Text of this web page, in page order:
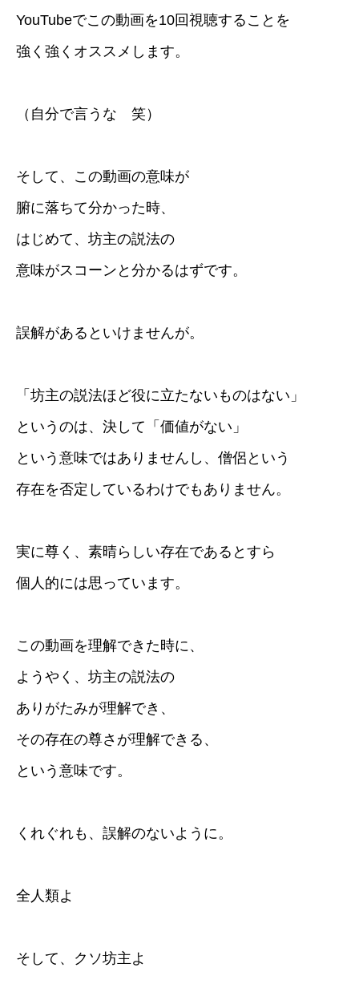
YouTubeでこの動画を10回視聴することを
強く強くオススメします。
（自分で言うな 笑）
そして、この動画の意味が
腑に落ちて分かった時、
はじめて、坊主の説法の
意味がスコーンと分かるはずです。
誤解があるといけませんが。
「坊主の説法ほど役に立たないものはない」
というのは、決して「価値がない」
という意味ではありませんし、僧侶という
存在を否定しているわけでもありません。
実に尊く、素晴らしい存在であるとすら
個人的には思っています。
この動画を理解できた時に、
ようやく、坊主の説法の
ありがたみが理解でき、
その存在の尊さが理解できる、
という意味です。
くれぐれも、誤解のないように。
全人類よ
そして、クソ坊主よ